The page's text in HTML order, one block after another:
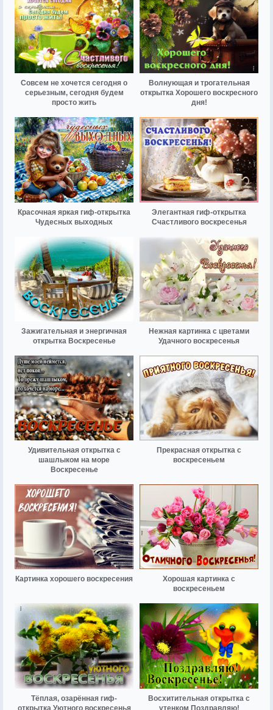
Совсем не хочется сегодня о
серьезным, сегодня будем
просто жить
Волнующая и трогательная
открытка Хорошего воскресного
дня!
Красочная яркая гиф-открытка
Чудесных выходных
Элегантная гиф-открытка
Счастливого воскресенья
Зажигательная и энергичная
открытка Воскресенье
Нежная картинка с цветами
Удачного воскресенья
Удивительная открытка с
шашлыком на море
Воскресенье
Прекрасная открытка с
воскресеньем
Картинка хорошего воскресения
Хорошая картинка с
воскресеньем
Тёплая, озарённая гиф-
открытка Уютного воскресенья
Восхитительная открытка с
утенком Поздравляю!